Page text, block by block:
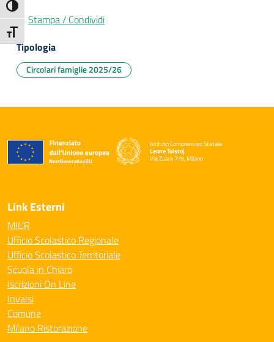
Attiva/disattiva alto contrasto
Attiva/disattiva dimensione testo
Stampa / Condividi
Tipologia
Circolari famiglie 2025/26
Istituto Comprensivo Statale
Leone Tolstoj
Via Zuara 7/9, Milano
— Visita la pagina iniziale della scuola
Link Esterni
MIUR
Ufficio Scolastico Regionale
Ufficio Scolastico Territoriale
Scuola in Chiaro
Iscrizioni On Line
Invalsi
Comune
Milano Ristorazione